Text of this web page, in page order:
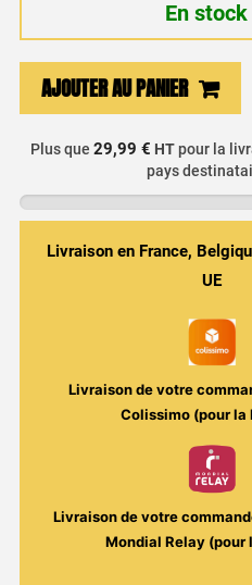
En stock
Ultimate
10ml
-
Arômes
AJOUTER AU PANIER
Plus que 29,99 € HTpour la
pays
Livraison en France,
UE
Livraison de votre
Colissimo (pour la
Livraison de votre
Mondial Relay (pour